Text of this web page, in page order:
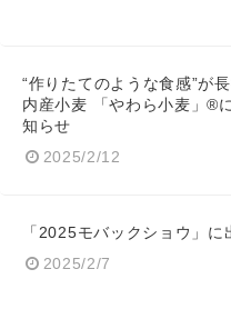
“作りたてのような食感”が
内産小麦 「やわら小麦」®
知らせ
2025/2/12
「2025モバックショウ」に
2025/2/7
Japanese